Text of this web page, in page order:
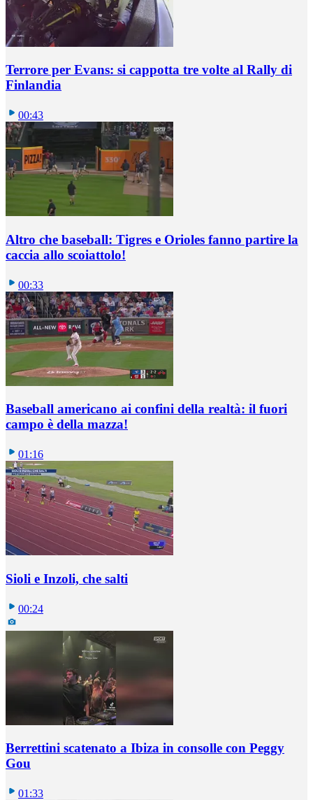
Terrore per Evans: si cappotta tre volte al Rally di
Finlandia
00:43
Altro che baseball: Tigres e Orioles fanno partire la
caccia allo scoiattolo!
00:33
Baseball americano ai confini della realtà: il fuori
campo è della mazza!
01:16
Sioli e Inzoli, che salti
00:24
Berrettini scatenato a Ibiza in consolle con Peggy
Gou
01:33